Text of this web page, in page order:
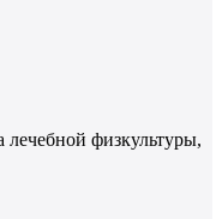
физкультуры,